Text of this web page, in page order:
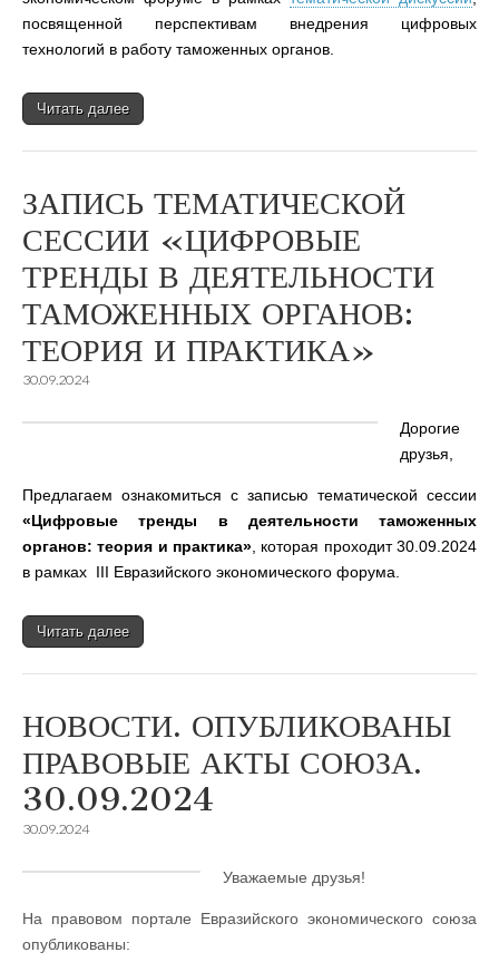
посвященной перспективам внедрения цифровых
технологий в работу таможенных органов.
Читать далее
ЗАПИСЬ ТЕМАТИЧЕСКОЙ
СЕССИИ «ЦИФРОВЫЕ
ТРЕНДЫ В ДЕЯТЕЛЬНОСТИ
ТАМОЖЕННЫХ ОРГАНОВ:
ТЕОРИЯ И ПРАКТИКА»
30.09.2024
Дорогие
друзья,
Предлагаем ознакомиться с записью тематической сессии
«Цифровые тренды в деятельности таможенных
органов: теория и практика» , которая проходит 30.09.2024
в рамках III Евразийского экономического форума.
Читать далее
НОВОСТИ. ОПУБЛИКОВАНЫ
ПРАВОВЫЕ АКТЫ СОЮЗА.
30.09.2024
30.09.2024
Уважаемые друзья!
На правовом портале Евразийского экономического союза
опубликованы: